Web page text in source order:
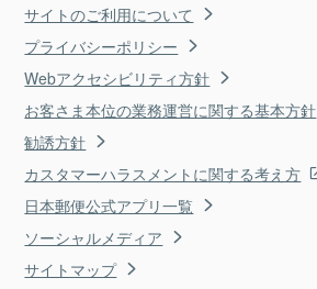
サイトのご利用について
プライバシーポリシー
Webアクセシビリティ方針
お客さま本位の業務運営に関する基本方針
勧誘方針
カスタマーハラスメントに関する考え方
日本郵便公式アプリ一覧
ソーシャルメディア
サイトマップ